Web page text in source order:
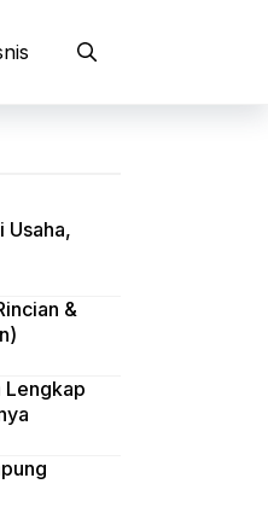
Usaha,
&
Lengkap